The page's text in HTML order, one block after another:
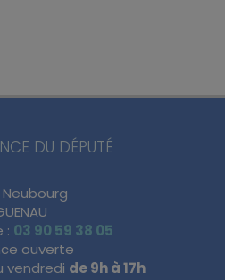
DU DÉPUTÉ
: 03 90 59 38 05
ouverte
vendredi de 9h à 17h